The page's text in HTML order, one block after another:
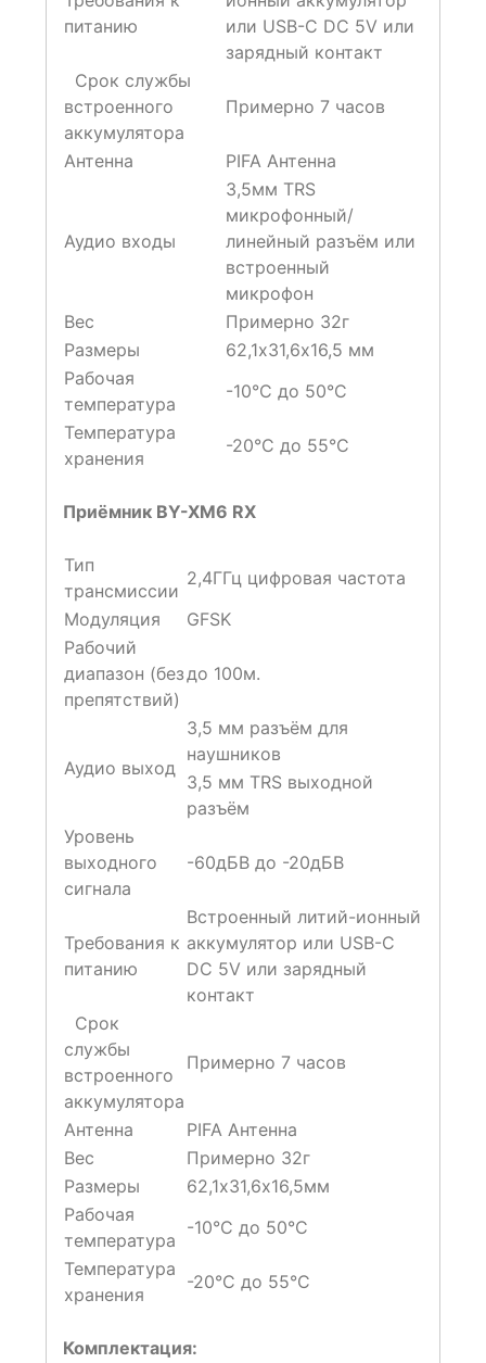
питанию
или USB-C DC 5V или
зарядный контакт
Срок службы
встроенного
аккумулятора
Примерно 7 часов
Антенна PIFA Антенна
Аудио входы
3,5мм TRS
микрофонный/
линейный разъём или
встроенный
микрофон
Вес
Примерно 32г
Размеры
62,1х31,6х16,5 мм
Рабочая
температура
-10°С до 50°С
Температура
хранения
-20°С до 55°С
Приёмник BY-XM6 RX
Тип
трансмиссии
2,4ГГц цифровая частота
Модуляция
GFSK
Рабочий
диапазон (без
препятствий)
до 100м.
Аудио выход
3,5 мм разъём для
наушников
3,5 мм TRS выходной
разъём
Уровень
выходного
сигнала
-60дБВ до -20дБВ
Требования к
питанию
Встроенный литий-ионный
аккумулятор или USB-C
DC 5V или зарядный
контакт
Срок
службы
встроенного
аккумулятора
Примерно 7 часов
Антенна
PIFA Антенна
Вес
Примерно 32г
Размеры
62,1х31,6х16,5мм
Рабочая
температура
-10°С до 50°С
Температура
хранения
-20°С до 55°С
Комплектация: